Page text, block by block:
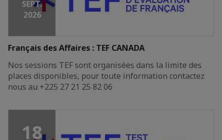
SEPT.
2026
Français des Affaires : TEF CANADA
Nos sessions TEF sont organisées dans la limite des
places disponibles, pour toute information contactez
nous au +225 27 21 25 82 06
18